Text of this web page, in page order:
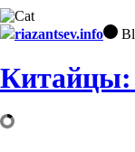
riazantsev.info
Китайцы: